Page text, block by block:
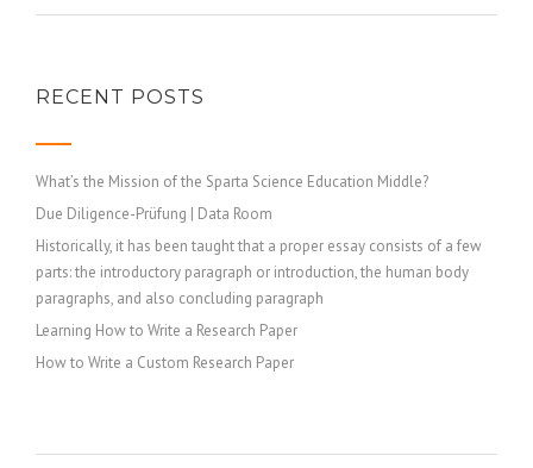
RECENT POSTS
What’s the Mission of the Sparta Science Education Middle?
Due Diligence-Prüfung | Data Room
Historically, it has been taught that a proper essay consists of a few
parts: the introductory paragraph or introduction, the human body
paragraphs, and also concluding paragraph
Learning How to Write a Research Paper
How to Write a Custom Research Paper